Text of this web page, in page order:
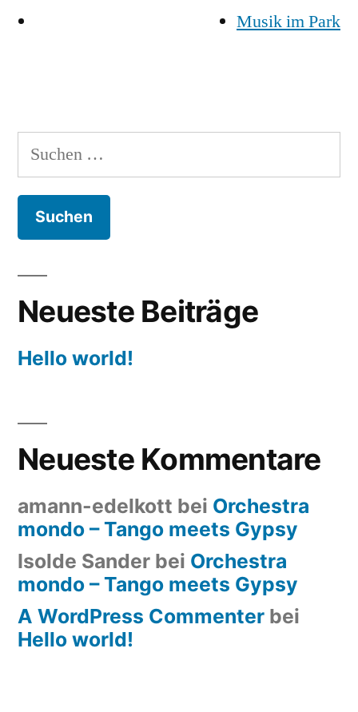
Musik im Park
Suche
nach:
Neueste Beiträge
Hello world!
Neueste Kommentare
amann-edelkott bei Orchestra
mondo – Tango meets Gypsy
Isolde Sander bei Orchestra
mondo – Tango meets Gypsy
A WordPress Commenter bei
Hello world!